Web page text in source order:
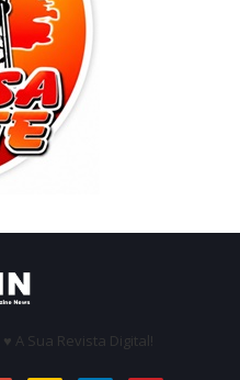
A Sua Revista Digital!